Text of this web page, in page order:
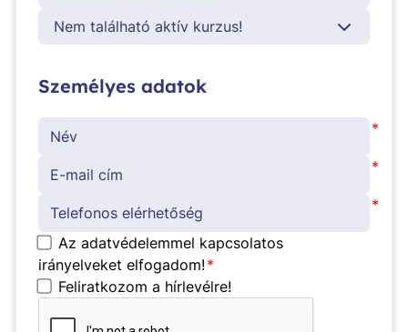
Nem található aktív kurzus!
Személyes adatok
*
*
*
Az adatvédelemmel kapcsolatos
irányelveket elfogadom! *
Feliratkozom a hírlevélre!